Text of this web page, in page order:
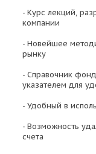
- Курс лекций,
компании
- Новейшее
рынку
- Справочник
указателем для
- Удобный в
- Возможность
счета